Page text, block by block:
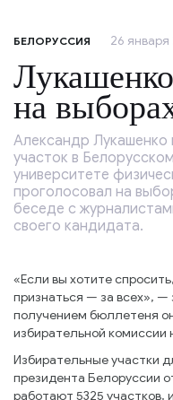
БЕЛОРУССИЯ 26 января
на
Александр Лукашенко
участок в
университете
проголосовал на
беседе с
своего кандидата.
«Если вы хотите
признаться — за всех»,
получением бюллетеня
избирательной комиссии
Избирательные участки
президента Белоруссии
работают 5325 участков,